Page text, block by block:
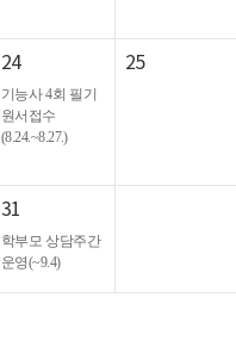
24
기능사 4회 필기
원서접수
(8.24.~8.27.)
25
31
학부모 상담주간
운영(~9.4)